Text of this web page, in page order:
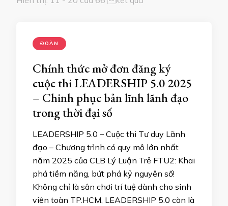
ĐOÀN
Chính thức mở đơn đăng ký
cuộc thi LEADERSHIP 5.0 2025
– Chinh phục bản lĩnh lãnh đạo
trong thời đại số
LEADERSHIP 5.0 – Cuộc thi Tư duy Lãnh
đạo – Chương trình có quy mô lớn nhất
năm 2025 của CLB Lý Luận Trẻ FTU2: Khai
phá tiềm năng, bứt phá kỷ nguyên số!
Không chỉ là sân chơi trí tuệ dành cho sinh
viên toàn TP.HCM, LEADERSHIP 5.0 còn là